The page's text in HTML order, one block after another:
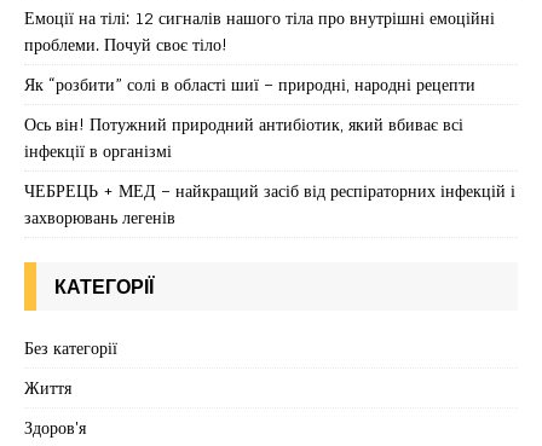
Емоції на тілі: 12 сигналів нашого тіла про внутрішні емоційні
проблеми. Почуй своє тіло!
Як “розбити” солі в області шиї – природні, народні рецепти
Ось він! Потужний природний антибіотик, який вбиває всі
інфекції в організмі
ЧЕБРЕЦЬ + МЕД – найкращий засіб від респіраторних інфекцій і
захворювань легенів
КАТЕГОРІЇ
Без категорії
Життя
Здоров'я